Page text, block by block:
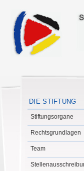
DIE STIFTUNG
Stiftungsorgane
Rechtsgrundlagen
Team